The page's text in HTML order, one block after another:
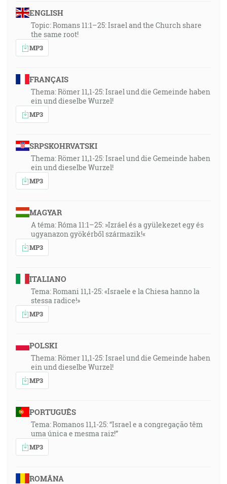
ENGLISH
Topic: Romans 11:1–25: Israel and the Church share
the same root!
MP3
FRANÇAIS
Thema: Römer 11,1-25: Israel und die Gemeinde haben
ein und dieselbe Wurzel!
MP3
SRPSKOHRVATSKI
Thema: Römer 11,1-25: Israel und die Gemeinde haben
ein und dieselbe Wurzel!
MP3
MAGYAR
A téma: Róma 11:1–25: »Izráel és a gyülekezet egy és
ugyanazon gyökérből származik!«
MP3
ITALIANO
Tema: Romani 11,1-25: «Israele e la Chiesa hanno la
stessa radice!»
MP3
POLSKI
Thema: Römer 11,1-25: Israel und die Gemeinde haben
ein und dieselbe Wurzel!
MP3
PORTUGUÊS
Tema: Romanos 11,1-25: “Israel e a congregação têm
uma única e mesma raiz!”
MP3
ROMÂNA